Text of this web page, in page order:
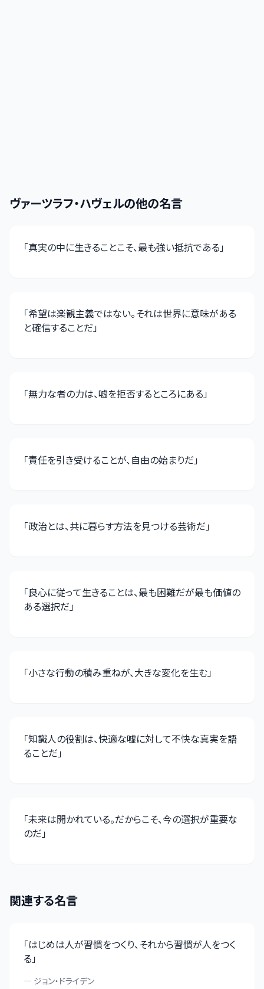
ヴァーツラフ・ハヴェルの他の名言
「真実の中に生きることこそ、最も強い抵抗である」
「希望は楽観主義ではない。それは世界に意味がある
と確信することだ」
「無力な者の力は、嘘を拒否するところにある」
「責任を引き受けることが、自由の始まりだ」
「政治とは、共に暮らす方法を見つける芸術だ」
「良心に従って生きることは、最も困難だが最も価値の
ある選択だ」
「小さな行動の積み重ねが、大きな変化を生む」
「知識人の役割は、快適な嘘に対して不快な真実を語
ることだ」
「未来は開かれている。だからこそ、今の選択が重要な
のだ」
関連する名言
「はじめは人が習慣をつくり、それから習慣が人をつく
る」
— ジョン・ドライデン